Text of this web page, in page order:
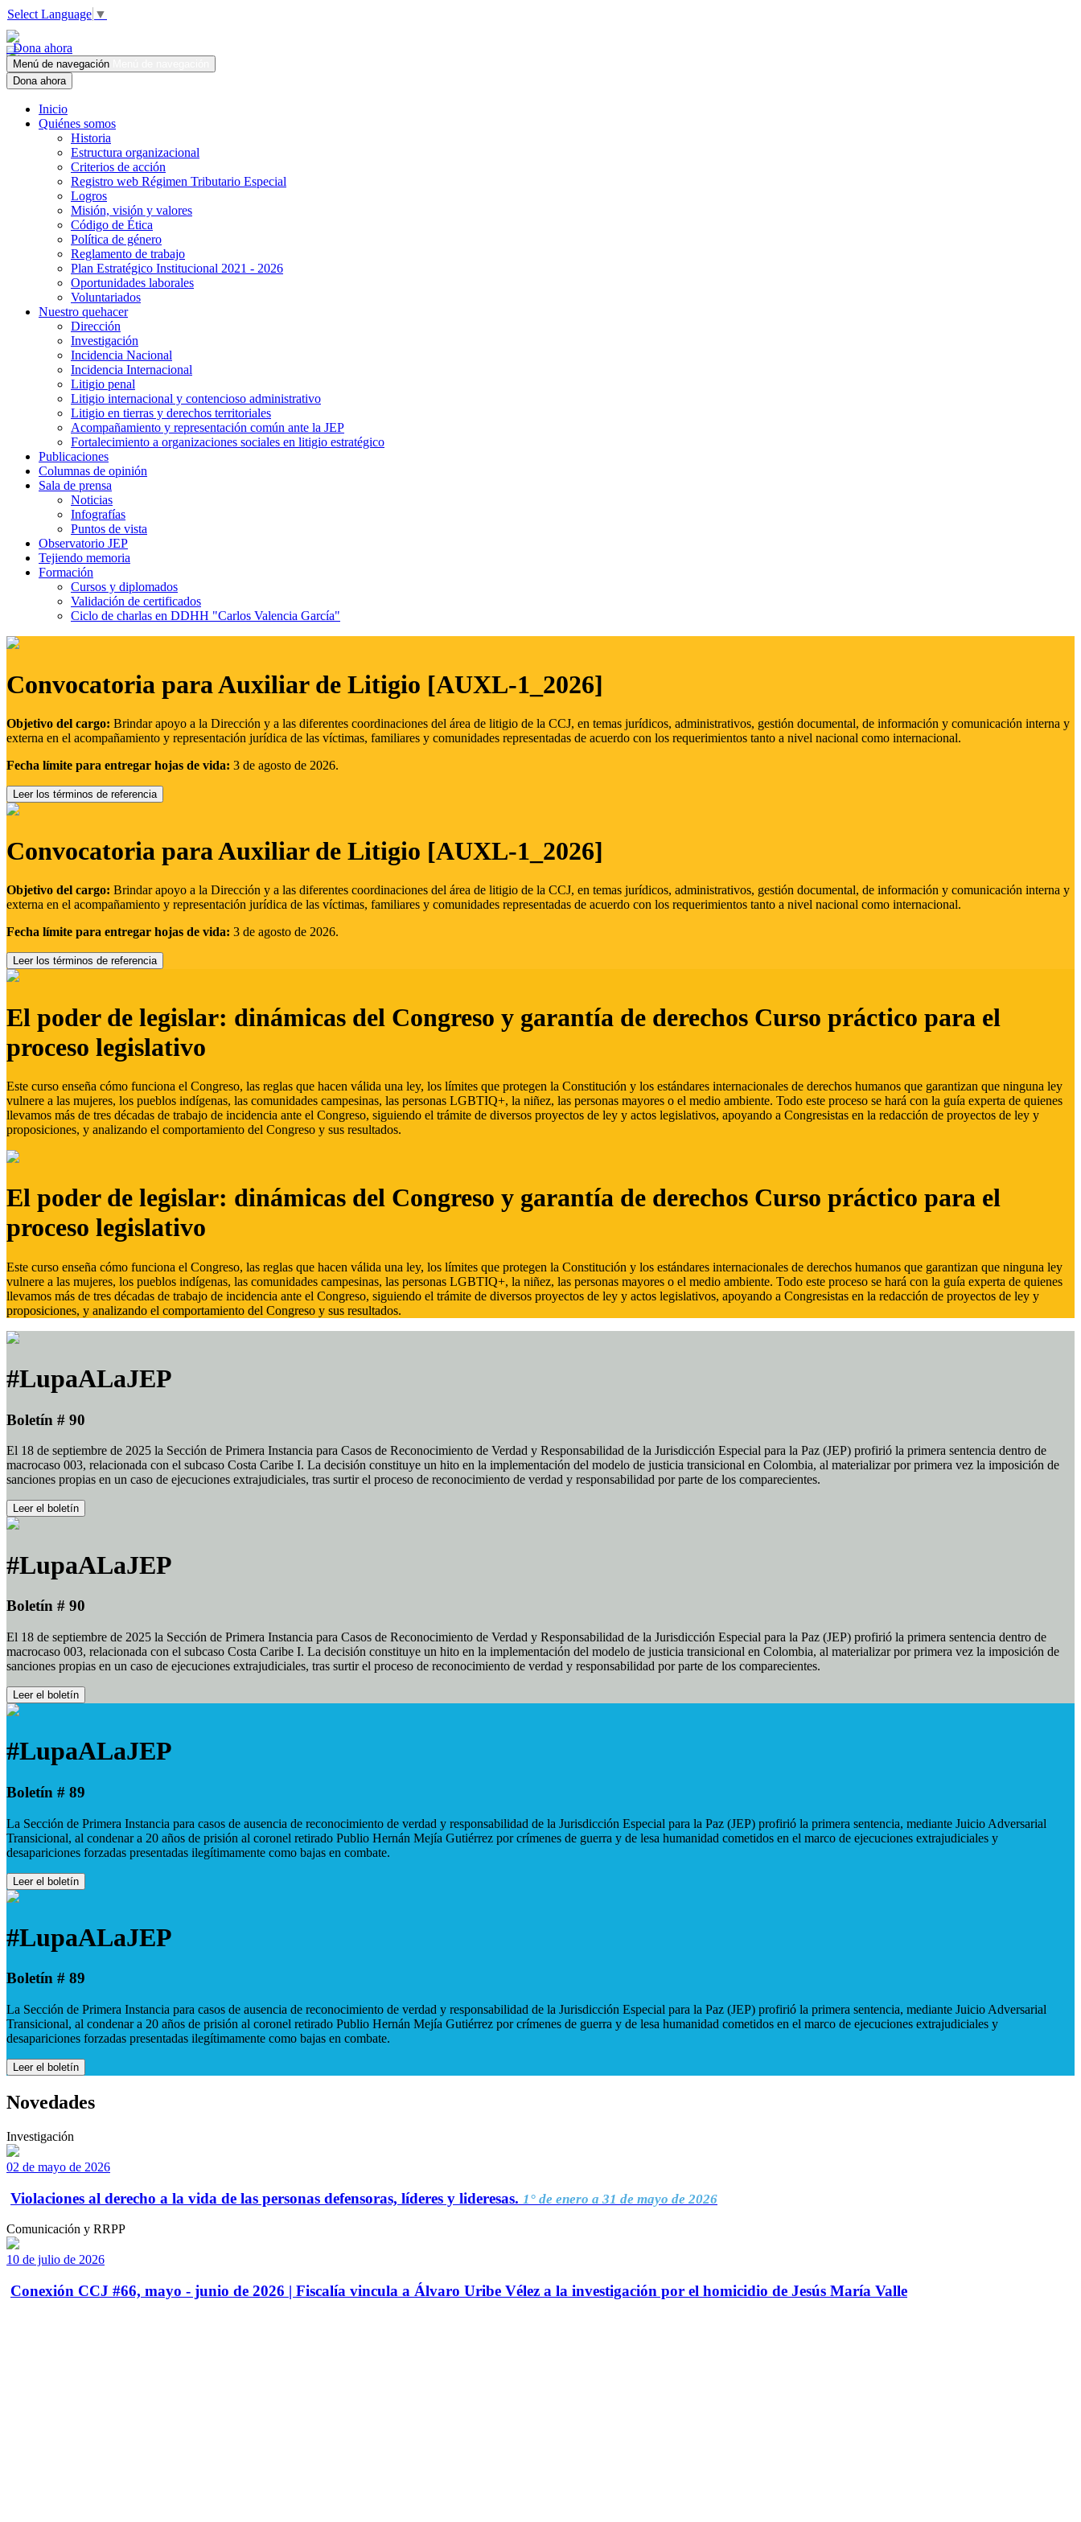
Select Language ▼
Dona ahora
Menú de navegación
Dona ahora
Inicio
Quiénes somos
Historia
Estructura organizacional
Criterios de acción
Registro web Régimen Tributario Especial
Logros
Misión, visión y valores
Código de Ética
Política de género
Reglamento de trabajo
Plan Estratégico Institucional 2021 - 2026
Oportunidades laborales
Voluntariados
Nuestro quehacer
Dirección
Investigación
Incidencia Nacional
Incidencia Internacional
Litigio penal
Litigio internacional y contencioso administrativo
Litigio en tierras y derechos territoriales
Acompañamiento y representación común ante la JEP
Fortalecimiento a organizaciones sociales en litigio estratégico
Publicaciones
Columnas de opinión
Sala de prensa
Noticias
Infografías
Puntos de vista
Observatorio JEP
Tejiendo memoria
Formación
Cursos y diplomados
Validación de certificados
Ciclo de charlas en DDHH "Carlos Valencia García"
Convocatoria para Auxiliar de Litigio [AUXL-1_2026]
Objetivo del cargo: Brindar apoyo a la Dirección y a las diferentes coordinaciones del área de litigio de la CCJ, en temas jurídicos, administrativos, gestión documental, de información y comunicación interna y
externa en el acompañamiento y representación jurídica de las víctimas, familiares y comunidades representadas de acuerdo con los requerimientos tanto a nivel nacional como internacional.
Fecha límite para entregar hojas de vida: 3 de agosto de 2026.
Leer los términos de referencia
Convocatoria para Auxiliar de Litigio [AUXL-1_2026]
Objetivo del cargo: Brindar apoyo a la Dirección y a las diferentes coordinaciones del área de litigio de la CCJ, en temas jurídicos, administrativos, gestión documental, de información y comunicación interna y
externa en el acompañamiento y representación jurídica de las víctimas, familiares y comunidades representadas de acuerdo con los requerimientos tanto a nivel nacional como internacional.
Fecha límite para entregar hojas de vida: 3 de agosto de 2026.
Leer los términos de referencia
El poder de legislar: dinámicas del Congreso y garantía de derechos Curso práctico para el
proceso legislativo
Este curso enseña cómo funciona el Congreso, las reglas que hacen válida una ley, los límites que protegen la Constitución y los estándares internacionales de derechos humanos que garantizan que ninguna ley
vulnere a las mujeres, los pueblos indígenas, las comunidades campesinas, las personas LGBTIQ+, la niñez, las personas mayores o el medio ambiente. Todo este proceso se hará con la guía experta de quienes
llevamos más de tres décadas de trabajo de incidencia ante el Congreso, siguiendo el trámite de diversos proyectos de ley y actos legislativos, apoyando a Congresistas en la redacción de proyectos de ley y
proposiciones, y analizando el comportamiento del Congreso y sus resultados.
El poder de legislar: dinámicas del Congreso y garantía de derechos Curso práctico para el
proceso legislativo
Este curso enseña cómo funciona el Congreso, las reglas que hacen válida una ley, los límites que protegen la Constitución y los estándares internacionales de derechos humanos que garantizan que ninguna ley
vulnere a las mujeres, los pueblos indígenas, las comunidades campesinas, las personas LGBTIQ+, la niñez, las personas mayores o el medio ambiente. Todo este proceso se hará con la guía experta de quienes
llevamos más de tres décadas de trabajo de incidencia ante el Congreso, siguiendo el trámite de diversos proyectos de ley y actos legislativos, apoyando a Congresistas en la redacción de proyectos de ley y
proposiciones, y analizando el comportamiento del Congreso y sus resultados.
#LupaALaJEP
Boletín # 90
El 18 de septiembre de 2025 la Sección de Primera Instancia para Casos de Reconocimiento de Verdad y Responsabilidad de la Jurisdicción Especial para la Paz (JEP) profirió la primera sentencia dentro de
macrocaso 003, relacionada con el subcaso Costa Caribe I. La decisión constituye un hito en la implementación del modelo de justicia transicional en Colombia, al materializar por primera vez la imposición de
sanciones propias en un caso de ejecuciones extrajudiciales, tras surtir el proceso de reconocimiento de verdad y responsabilidad por parte de los comparecientes.
Leer el boletín
#LupaALaJEP
Boletín # 90
El 18 de septiembre de 2025 la Sección de Primera Instancia para Casos de Reconocimiento de Verdad y Responsabilidad de la Jurisdicción Especial para la Paz (JEP) profirió la primera sentencia dentro de
macrocaso 003, relacionada con el subcaso Costa Caribe I. La decisión constituye un hito en la implementación del modelo de justicia transicional en Colombia, al materializar por primera vez la imposición de
sanciones propias en un caso de ejecuciones extrajudiciales, tras surtir el proceso de reconocimiento de verdad y responsabilidad por parte de los comparecientes.
Leer el boletín
#LupaALaJEP
Boletín # 89
La Sección de Primera Instancia para casos de ausencia de reconocimiento de verdad y responsabilidad de la Jurisdicción Especial para la Paz (JEP) profirió la primera sentencia, mediante Juicio Adversarial
Transicional, al condenar a 20 años de prisión al coronel retirado Publio Hernán Mejía Gutiérrez por crímenes de guerra y de lesa humanidad cometidos en el marco de ejecuciones extrajudiciales y
desapariciones forzadas presentadas ilegítimamente como bajas en combate.
Leer el boletín
#LupaALaJEP
Boletín # 89
La Sección de Primera Instancia para casos de ausencia de reconocimiento de verdad y responsabilidad de la Jurisdicción Especial para la Paz (JEP) profirió la primera sentencia, mediante Juicio Adversarial
Transicional, al condenar a 20 años de prisión al coronel retirado Publio Hernán Mejía Gutiérrez por crímenes de guerra y de lesa humanidad cometidos en el marco de ejecuciones extrajudiciales y
desapariciones forzadas presentadas ilegítimamente como bajas en combate.
Leer el boletín
Novedades
Investigación
02 de mayo de 2026
Violaciones al derecho a la vida de las personas defensoras, líderes y lideresas. 1° de enero a 31 de mayo de 2026
Comunicación y RRPP
10 de julio de 2026
Conexión CCJ #66, mayo - junio de 2026 | Fiscalía vincula a Álvaro Uribe Vélez a la investigación por el homicidio de Jesús María Valle